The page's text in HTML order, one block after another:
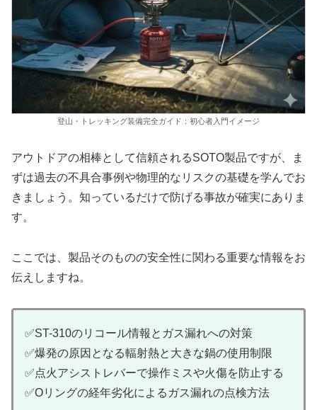
登山・トレッキング装備完全ガイド：初心者入門イメージ
アウトドアの相棒として信頼されるSOTO製品ですが、ま
ずは過去の不具合事例や物理的なリスクの基礎を学んでお
きましょう。知っているだけで防げる事故が確実にありま
す。
ここでは、製品そのものの安全性に関わる重要な情報をお
伝えしますね。
✅ST-310のリコール情報とガス漏れへの対策
✅爆発の原因となる輻射熱と大きな鍋の使用制限
✅点火アシストレバーで操作ミスや火傷を防止する
✅Oリングの経年劣化によるガス漏れの点検方法